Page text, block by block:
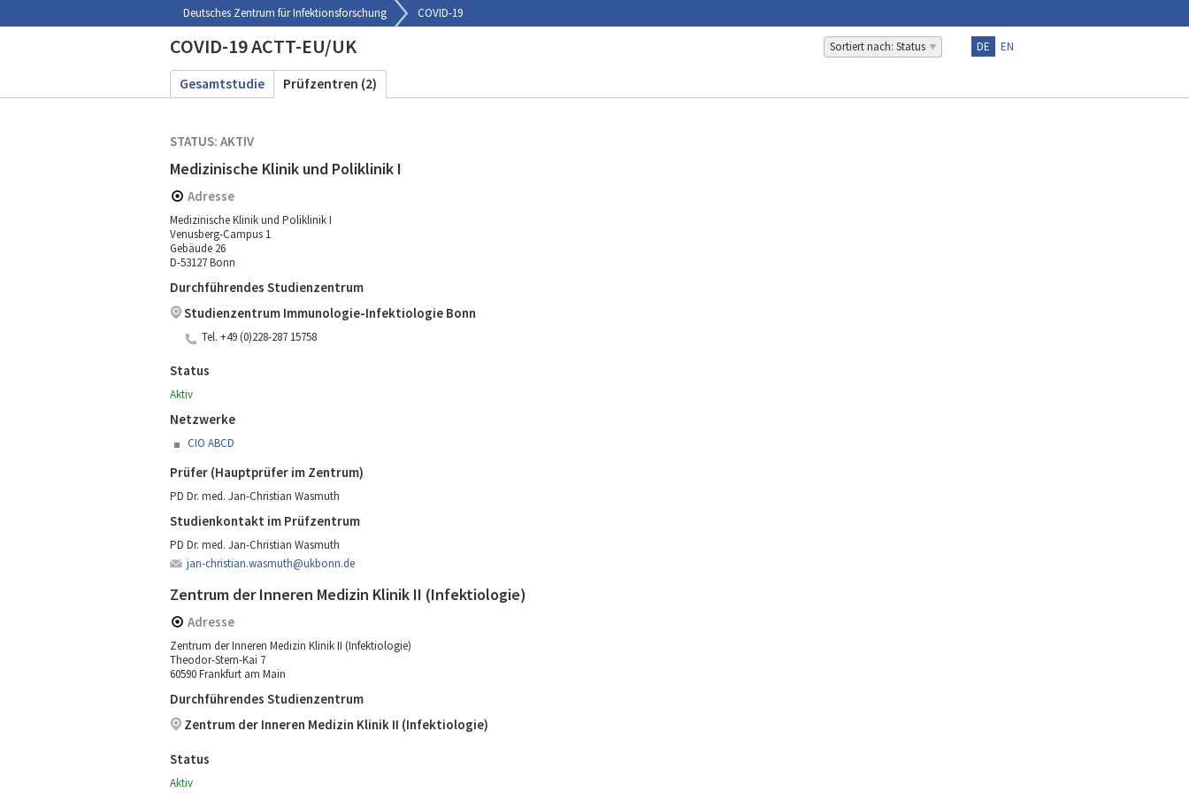
Deutsches Zentrum für Infektionsforschung COVID-19
Sortiert nach: Status DE EN
COVID-19 ACTT-EU/UK
Gesamtstudie Prüfzentren (2)
STATUS: AKTIV
Medizinische Klinik und Poliklinik I
Adresse
Medizinische Klinik und Poliklinik I
Venusberg-Campus 1
Gebäude 26
D-53127 Bonn
Durchführendes Studienzentrum
Studienzentrum Immunologie-Infektiologie Bonn
Tel. +49 (0)228-287 15758
Status
Aktiv
Netzwerke
CIO ABCD
Prüfer (Hauptprüfer im Zentrum)
PD Dr. med. Jan-Christian Wasmuth
Studienkontakt im Prüfzentrum
PD Dr. med. Jan-Christian Wasmuth
jan-christian.wasmuth@ukbonn.de
Zentrum der Inneren Medizin Klinik II (Infektiologie)
Adresse
Zentrum der Inneren Medizin Klinik II (Infektiologie)
Theodor-Stern-Kai 7
60590 Frankfurt am Main
Durchführendes Studienzentrum
Zentrum der Inneren Medizin Klinik II (Infektiologie)
Status
Aktiv